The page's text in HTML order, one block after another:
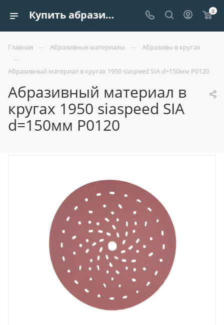
Купить абразивный материал в кругах 1950 siaspeed sia d=150мм р0120 | Европроект Tрейдинг 0
Главная — Абразивные материалы — Абразивы в кругах
—
Абразивный материал в кругах 1950 siaspeed SIA d=150мм Р0120
Абразивный материал в
кругах 1950 siaspeed SIA
d=150мм Р0120